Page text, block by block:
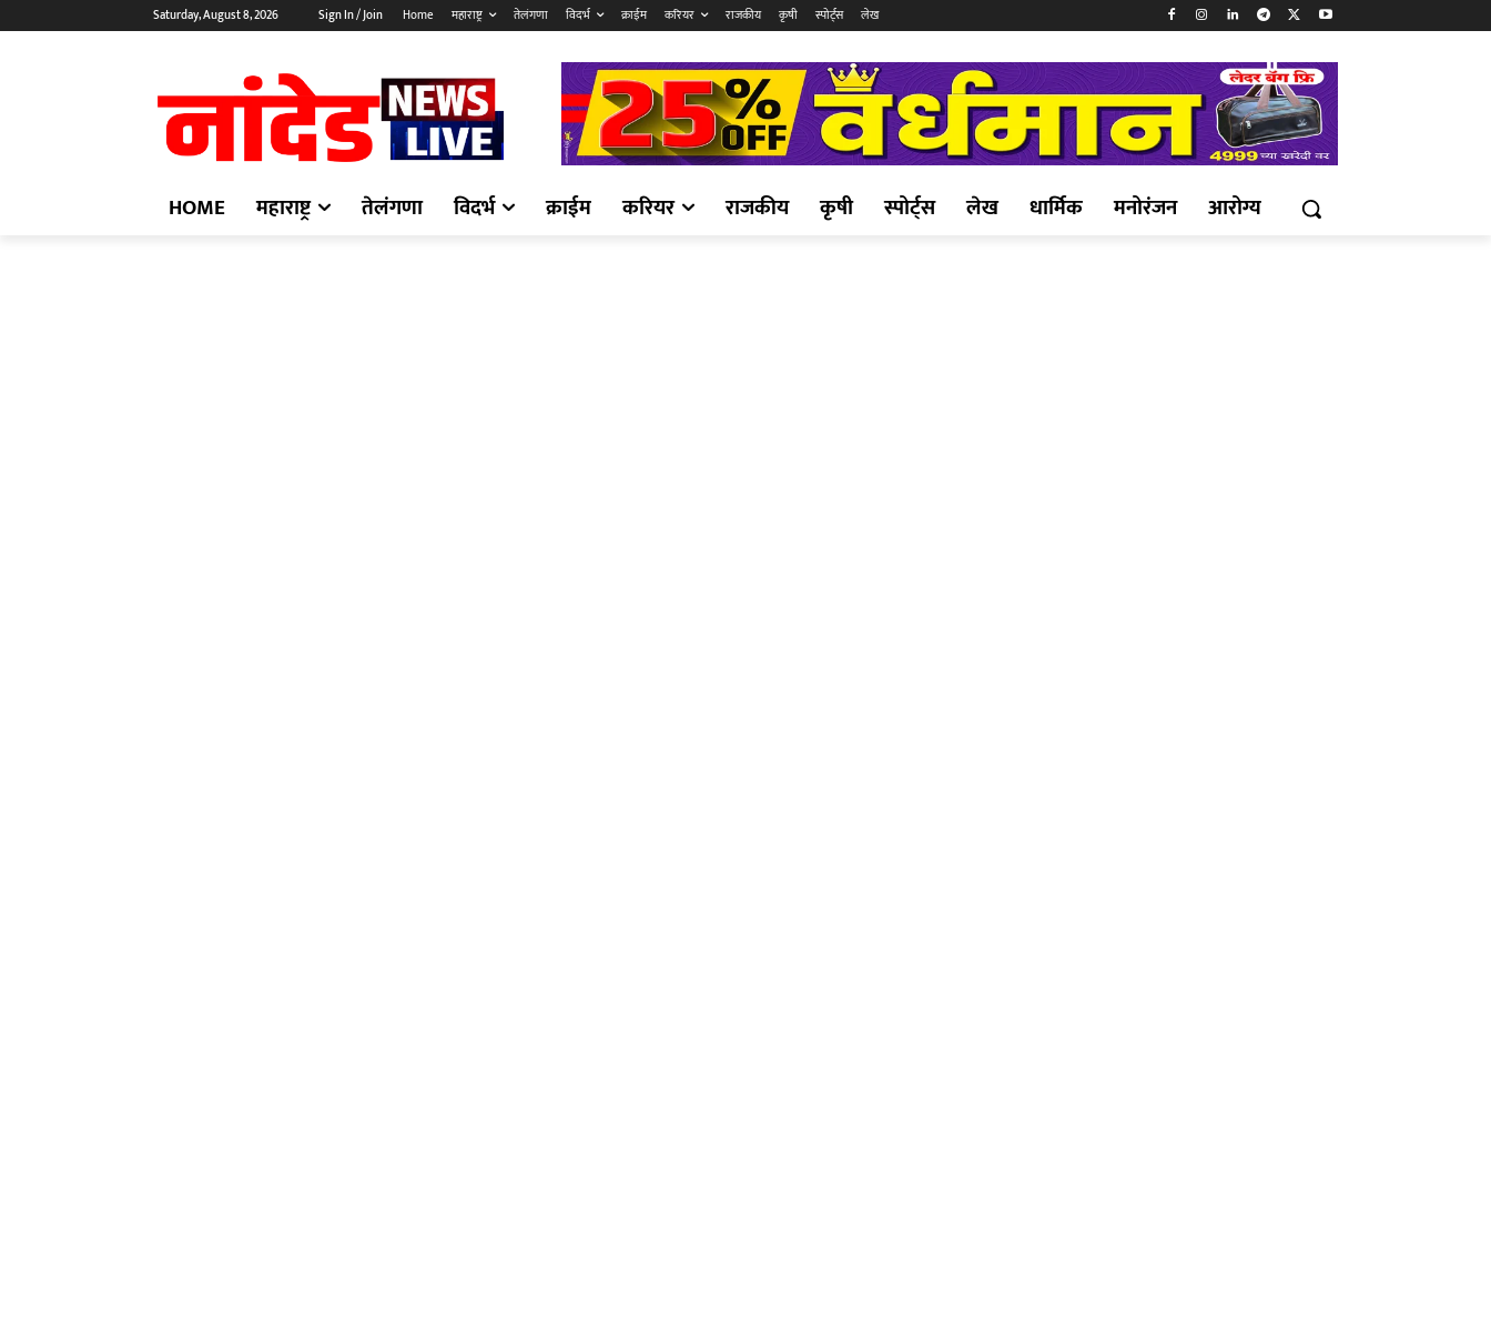
Saturday, August 8, 2026 Sign In / Join Home महाराष्ट्र तेलंगणा विदर्भ क्राईम करियर राजकीय कृषी स्पोर्ट्स लेख
HOME महाराष्ट्र तेलंगणा विदर्भ क्राईम करियर राजकीय कृषी स्पोर्ट्स लेख धार्मिक मनोरंजन आरोग्य